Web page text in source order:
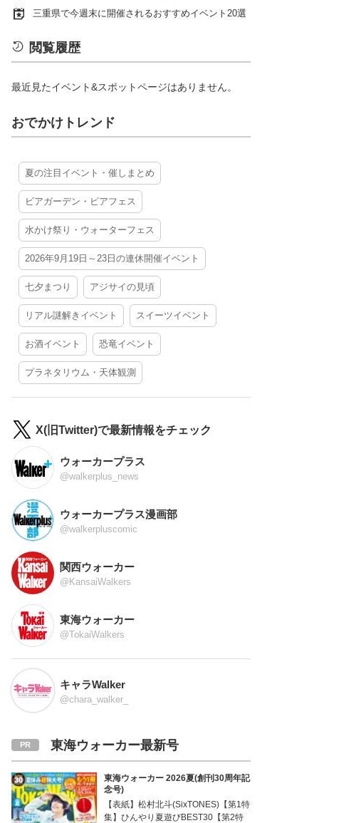
三重県で今週末に開催されるおすすめイベント20選
閲覧履歴
最近見たイベント&スポットページはありません。
おでかけトレンド
夏の注目イベント・催しまとめ
ビアガーデン・ビアフェス
水かけ祭り・ウォーターフェス
2026年9月19日～23日の連休開催イベント
七夕まつり アジサイの見頃
リアル謎解きイベント スイーツイベント
お酒イベント 恐竜イベント
プラネタリウム・天体観測
X(旧Twitter)で最新情報をチェック
ウォーカープラス
@walkerplus_news
ウォーカープラス漫画部
@walkerpluscomic
関西ウォーカー
@KansaiWalkers
東海ウォーカー
@TokaiWalkers
キャラWalker
@chara_walker_
東海ウォーカー最新号
東海ウォーカー 2026夏(創刊30周年記
念号)
【表紙】松村北斗(SixTONES)【第1特
集】ひんやり夏遊びBEST30【第2特